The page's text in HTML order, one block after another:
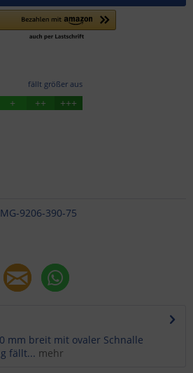
fällt größer aus
+ ++ +++
MG-9206-390-75
mm breit mit ovaler Schnalle
fällt... mehr